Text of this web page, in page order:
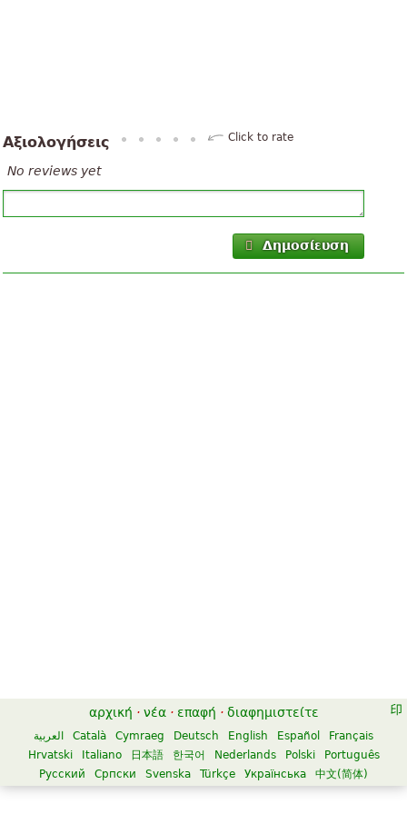
Αξιολογήσεις Click to rate
No reviews yet
Δημοσίευση
αρχική · νέα · επαφή · διαφημιστείτε
العربية Català Cymraeg Deutsch English Español
Français
Hrvatski
Italiano 日本語 한국어 Nederlands Polski
Português
Русский
Српски Svenska Türkçe Українська 中文(简体)